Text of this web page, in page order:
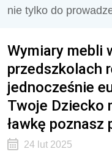
nie tylko do
Wymiary mebli
przedszkolach
jednocześnie
Twoje Dziecko
ławkę
24 lut 2025